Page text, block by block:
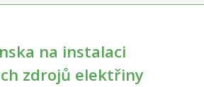
na instalaci
zdrojů elektřiny